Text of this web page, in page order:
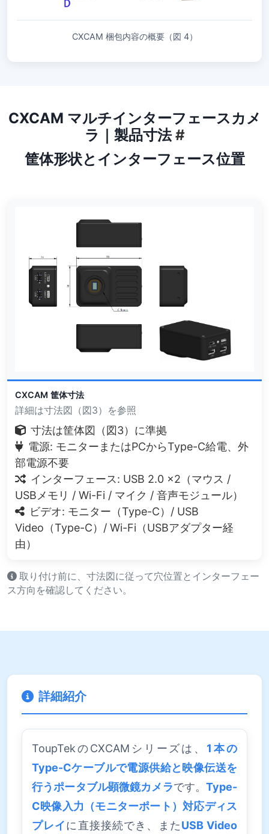
CXCAM 梱包内容の概要（図 4）
CXCAM マルチインターフェースカメ
ラ｜製品寸法#
筐体形状とインターフェース位置
CXCAM 筐体寸法
詳細は寸法図（図3）を参照
寸法は筐体図（図3）に準拠
電源: モニターまたはPCからType-C給電、外
部電源不要
インターフェース: USB 2.0 ×2（マウス /
USBメモリ / Wi-Fi / マイク / 音声モジュール）
ビデオ: モニター（Type-C）/ USB
Video（Type-C）/ Wi-Fi（USBアダプター経
由）
取り付け前に、寸法図に従って穴位置とインターフェー
ス方向を確認してください。
詳細紹介
ToupTekのCXCAMシリーズは、 1本の
Type-Cケーブルで電源供給と映像伝送を
行うポータブル顕微鏡カメラです。 Type-
C映像入力（モニターポート）対応ディス
プレイに直接接続でき、またUSB Video